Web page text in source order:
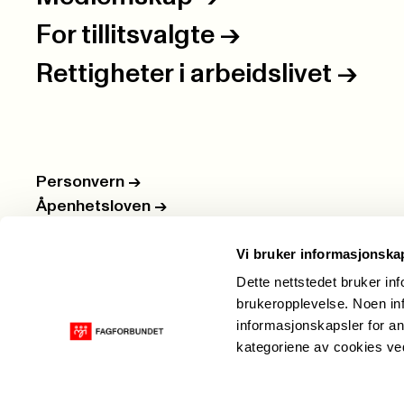
Vi bruker
Dette nettstedet bruker
brukeropplevelse. Noen
informasjonskapsler for
kategoriene av cookies
For tillitsvalgte ->
Rettigheter i arbeidslivet ->
Personvern ->
Åpenhetsloven ->